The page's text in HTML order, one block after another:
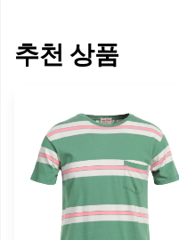
추천 상품